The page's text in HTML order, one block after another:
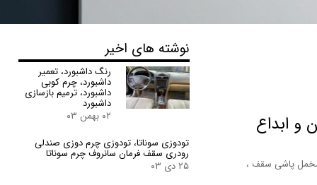
ابداع
پاشی سقف ،
نوشته های اخیر
رنگ داشبورد، تعمیر
داشبورد، چرم کوبی
داشبورد، ترمیم بازسازی
داشبورد
۰۲ بهمن ۰۳
تودوزی سوناتا، تودوزی چرم دوزی صندلی
رودری سقف فرمان سانروف چرم سوناتا
۲۵ دی ۰۳